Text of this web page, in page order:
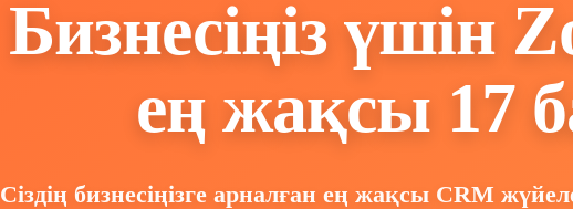
Бизнесіңіз үшін
ең жақсы 17
Сіздің бизнесіңізге арналған ең жақсы CRM